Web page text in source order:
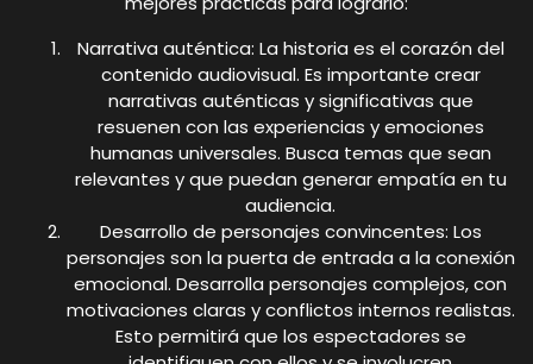
Narrativa auténtica: La historia es el corazón del
contenido audiovisual. Es importante crear
narrativas auténticas y significativas que
resuenen con las experiencias y emociones
humanas universales. Busca temas que sean
relevantes y que puedan generar empatía en tu
audiencia.
Desarrollo de personajes convincentes: Los
personajes son la puerta de entrada a la conexión
emocional. Desarrolla personajes complejos, con
motivaciones claras y conflictos internos realistas.
Esto permitirá que los espectadores se